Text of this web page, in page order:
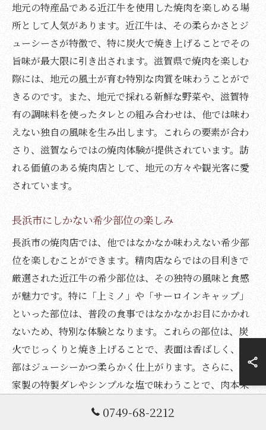
地元の特産品である近江牛を使用した焼肉を楽しめる場
所として人気があります。近江牛は、その柔らかさとジ
ューシーさが特徴で、特に炭火で焼き上げることでその
旨味が最大限に引き出されます。滋賀県で焼肉を楽しむ
際には、地元の風土が育む特別な肉質を味わうことがで
きるのです。また、地元で採れる新鮮な野菜や、滋賀特
有の調味料を使ったタレとの組み合わせは、他では味わ
えない独自の風味を生み出します。これらの要素が合わ
さり、滋賀ならではの焼肉体験が提供されています。訪
れる価値のある焼肉店として、地元の方々や観光客に愛
されています。
長浜市にしかない希少部位の楽しみ
長浜市の焼肉店では、他ではなかなか味わえない希少部
位を楽しむことができます。精肉店ならではの目利きで
厳選された近江牛の希少部位は、その独特の風味と食感
が魅力です。特に「上ミノ」や「サーロインキャップ」
といった部位は、普段の食事ではなかなかお目にかかれ
ないため、特別な体験となります。これらの部位は、炭
火でじっくりと焼き上げることで、表面は香ばしく、内
部はジューシーかつ柔らかく仕上がります。さらに、自
家製の特製ダレやシンプルな塩で味わうことで、肉本来
少部位を提供する焼肉店は、長浜市ならではの魅力を体
0749-68-2212